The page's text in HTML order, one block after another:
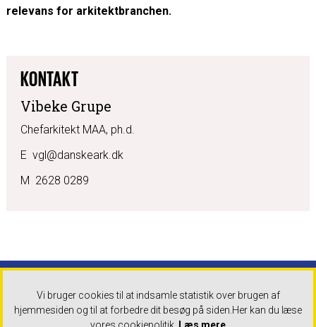
relevans for arkitektbranchen.
KONTAKT
Vibeke Grupe
Chefarkitekt MAA, ph.d.
E vgl@danskeark.dk
M 2628 0289
Tlf: +45 32 83 05 00 Mandag -
torsdag 9-16:30 Fredag 9-16
Mail: info@danskeark.dk
Vi bruger cookies til at indsamle statistik over brugen af
hjemmesiden og til at forbedre dit besøg på siden. Her kan du læse